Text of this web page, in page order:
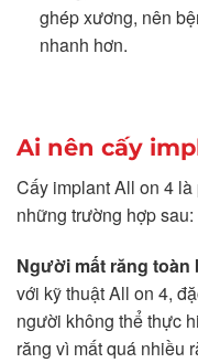
ghép xương, nên
nhanh hơn.
Ai nên cấy
Cấy implant All on 4
những trường hợp sau:
Người mất răng toàn
với kỹ thuật All on 4,
người không thể thực
răng vì mất quá nhiều